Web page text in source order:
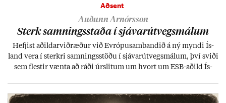
Aðsent
Auðunn Arnórsson
Sterk samn­ings­staða í sjáv­ar­út­vegs­mál­um
Hefj­ist að­ild­ar­við­ræð­ur við Evr­ópu­sam­band­ið á ný myndi Ís­
land vera í sterkri samn­ings­stöðu í sjáv­ar­út­vegs­mál­um, því sviði
sem flest­ir vænta að ráði úr­slit­um um hvort um ESB-að­ild Ís­
kerfi, en sveigj­an­leiki til lausna er um­tals­verð­ur.